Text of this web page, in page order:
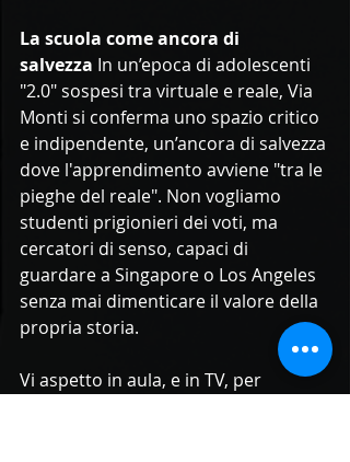
La scuola come ancora di
salvezza In un’epoca di adolescenti
"2.0" sospesi tra virtuale e reale, Via
Monti si conferma uno spazio critico
e indipendente, un’ancora di salvezza
dove l'apprendimento avviene "tra le
pieghe del reale". Non vogliamo
studenti prigionieri dei voti, ma
cercatori di senso, capaci di
guardare a Singapore o Los Angeles
senza mai dimenticare il valore della
propria storia.
Vi aspetto in aula, e in TV, per